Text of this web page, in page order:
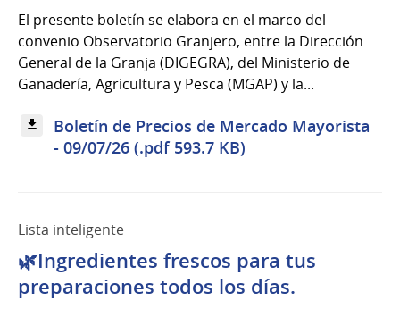
El presente boletín se elabora en el marco del
convenio Observatorio Granjero, entre la Dirección
General de la Granja (DIGEGRA), del Ministerio de
Ganadería, Agricultura y Pesca (MGAP) y la...
Boletín de Precios de Mercado Mayorista
- 09/07/26 (.pdf 593.7 KB)
Lista inteligente
🌿Ingredientes frescos para tus
preparaciones todos los días.